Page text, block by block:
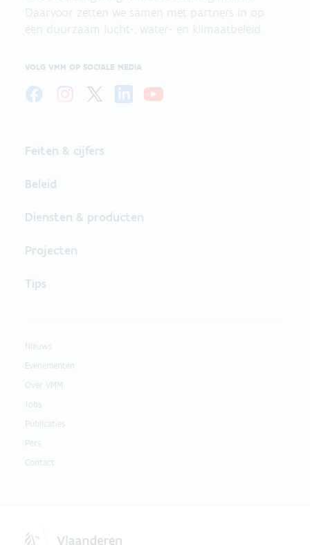
Daarvoor zetten we samen met partners in op
een duurzaam lucht-, water- en klimaatbeleid.
VOLG VMM OP SOCIALE MEDIA
Feiten & cijfers
Beleid
Diensten & producten
Projecten
Tips
Nieuws
Evenementen
Over VMM
Jobs
Publicaties
Pers
Contact